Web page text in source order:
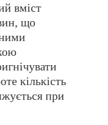
вміст
що
кількість
при